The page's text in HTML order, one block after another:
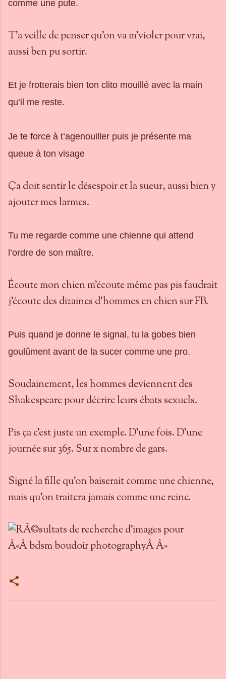
comme une pute.
T'a veille de penser qu'on va m'violer pour vrai,
aussi ben pu sortir.
Et je frotterais bien ton clito mouillé avec la main
qu’il me reste.
Je te force à t’agenouiller puis je présente ma
queue à ton visage
Ça doit sentir le désespoir et la sueur, aussi bien y
ajouter mes larmes.
Tu me regarde comme une chienne qui attend
l’ordre de son maître.
Écoute mon chien m'écoute même pas pis faudrait
j'écoute des dizaines d'hommes en chien sur FB.
Puis quand je donne le signal, tu la gobes bien
goulûment avant de la sucer comme une pro.
Soudainement, les hommes deviennent des
Shakespeare pour décrire leurs ébats sexuels.
Pis ça c'est juste un exemple. D'une fois. D'une
journée sur 365. Sur x nombre de gars.
Signé la fille qu'on baiserait comme une chienne,
mais qu'on traitera jamais comme une reine.